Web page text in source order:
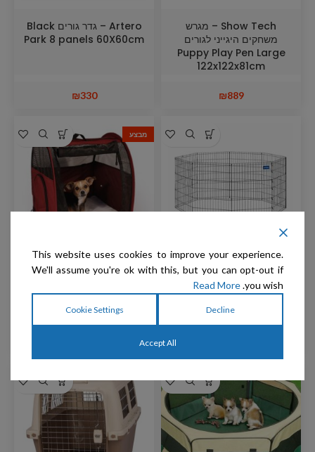
Show Tech – מגרש
משחקים היגייני לגורים
Puppy Play Pen Large
122x122x81cm
₪889
Artero – גדר גורים Black
Park 8 panels 60X60cm
₪330
Artero – גדר גורים Black
Park 8 panels 90X60cm
מבצע
כלוב תערוכות יחיד לחתולים
This website uses cookies to improve your experience.
We'll assume you're ok with this, but you can opt-out if
you wish.
Read More
Decline
Cookie Settings
Accept All